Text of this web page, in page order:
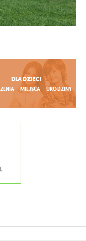
DLA DZIECI
MIEJSCA URODZINY